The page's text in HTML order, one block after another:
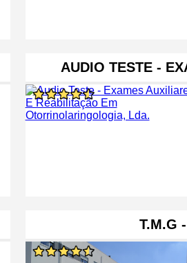
AUDIO TESTE -
T.M.G